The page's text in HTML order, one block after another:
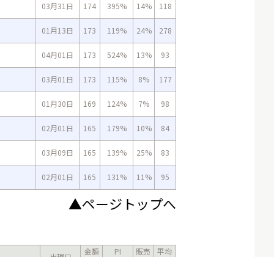
03月31日 174 395% 14% 118
01月13日 173 119% 24% 278
04月01日 173 524% 13% 93
03月01日 173 115% 8% 177
01月30日 169 124% 7% 98
02月01日 165 179% 10% 84
03月09日 165 139% 25% 83
02月01日 165 131% 11% 95
▲ページトップへ
金額 PI 販売 平均